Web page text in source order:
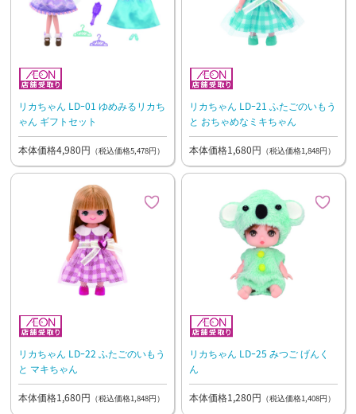
リカちゃん LDｰ01 ゆめみるリカち
ゃん ギフトセット
本体価格4,980円 （税込価格5,478円）
リカちゃん LDｰ21 ふたごのいもう
と おちゃめなミキちゃん
本体価格1,680円 （税込価格1,848円）
リカちゃん LDｰ22 ふたごのいもう
と マキちゃん
本体価格1,680円 （税込価格1,848円）
リカちゃん LDｰ25 みつご げんく
ん
本体価格1,280円 （税込価格1,408円）